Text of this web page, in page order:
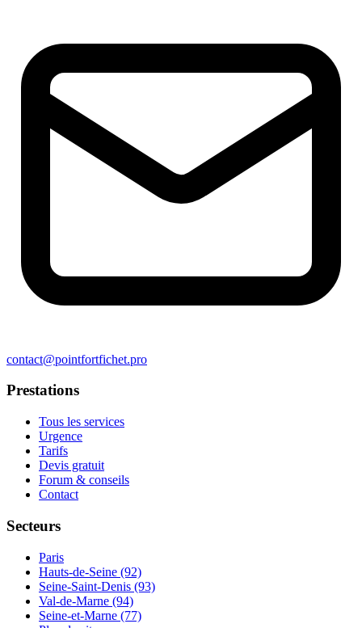
contact@pointfortfichet.pro
Prestations
Tous les services
Urgence
Tarifs
Devis gratuit
Forum & conseils
Contact
Secteurs
Paris
Hauts-de-Seine (92)
Seine-Saint-Denis (93)
Val-de-Marne (94)
Seine-et-Marne (77)